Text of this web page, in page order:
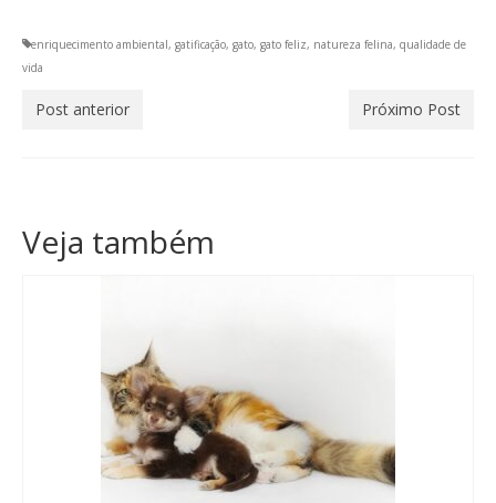
enriquecimento ambiental, gatificação, gato, gato feliz, natureza felina, qualidade de
vida
Post anterior Próximo Post